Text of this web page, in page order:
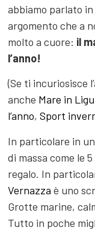
abbiamo parlato
argomento che a
molto a cuore: il
l’anno!
(Se ti incuriosisce
anche Mare in
l’anno,Sport
In particolare in
di massa come le
regalo. In
Vernazza è uno
Grotte marine,
Tutto in poche